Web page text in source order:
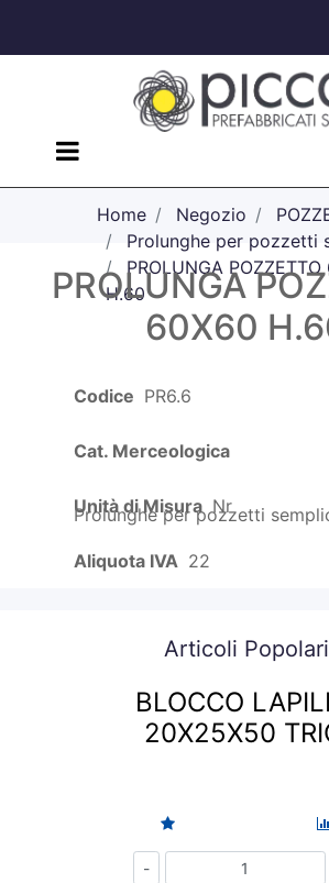
Open menu
Home Negozio
Prolunghe per pozzetti
PROLUNGA
H.60
PROLUNGA
60X60
Codice PR6.6
Cat. Merceologica
Prolunghe per pozzetti
Unità di Misura Nr
Aliquota IVA 22
Articoli Popolari
BLOCCO
20X25X50